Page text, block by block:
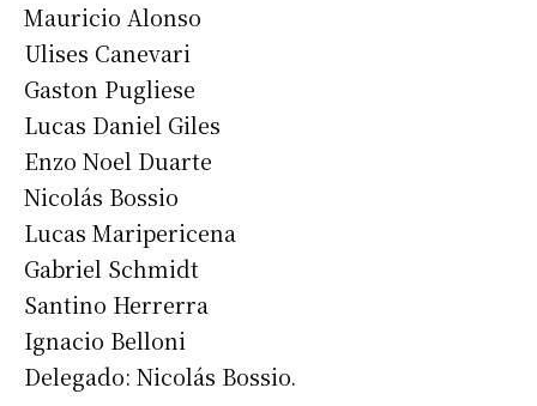
Mauricio Alonso
Ulises Canevari
Gaston Pugliese
Lucas Daniel Giles
Enzo Noel Duarte
Nicolás Bossio
Lucas Maripericena
Gabriel Schmidt
Santino Herrerra
Ignacio Belloni
Delegado: Nicolás Bossio.